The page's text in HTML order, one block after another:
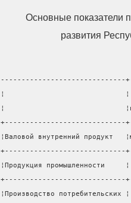
Основные показатели
развития
------------------------------
¦                             ¦
¦
+-----------------------------
¦Валовой внутренний продукт
+-----------------------------
¦Продукция промышленности
+-----------------------------
¦Производство